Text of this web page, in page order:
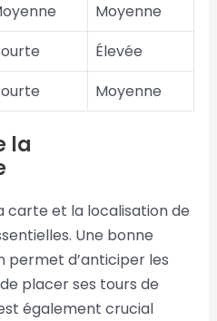
Moyenne
Élevée
Moyenne
la
carte et la localisation de
Une bonne
permet d’anticiper les
placer ses tours de
également crucial